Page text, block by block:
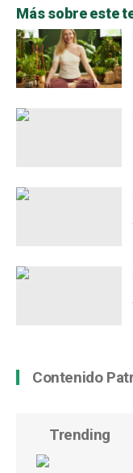
Más sobre este
Contenido
Trending